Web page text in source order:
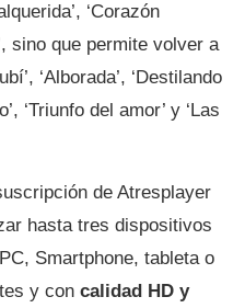
‘Corazón
sino que permite volver a
‘Alborada’, ‘Destilando
‘Triunfo del amor’ y ‘Las
de Atresplayer
hasta tres dispositivos
Smartphone, tableta o
y con calidad HD y